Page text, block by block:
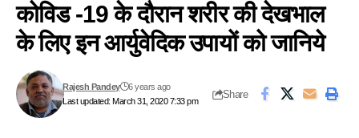
कोविड -19 के दौरान शरीर की देखभाल
के लिए इन आर्युवेदिक उपायों को जानिये
Last updated: March 31, 2020 7:33 pm
Rajesh Pandey 6 years ago
Share